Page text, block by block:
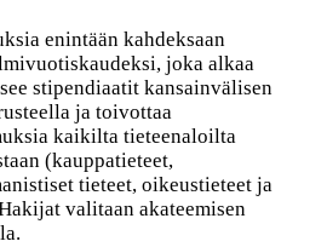
enintään kahdeksaan
joka alkaa
stipendiaatit kansainvälisen
ja toivottaa
kaikilta tieteenaloilta
(kauppatieteet,
tieteet, oikeustieteet ja
valitaan akateemisen